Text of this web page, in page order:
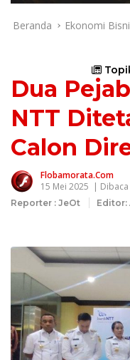
Beranda Ekonomi
Dua
NTT
Calon
Flobamorata.com
15 Mei 2025 | Dibaca
Reporter : JeOt Editor: